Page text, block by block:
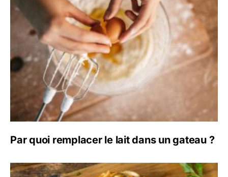
Par quoi remplacer le lait dans un gateau ?